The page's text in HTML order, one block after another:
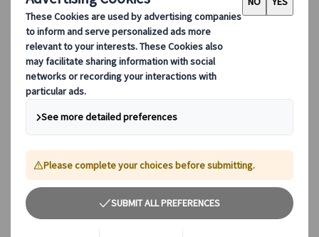
【プライベート】ベルリンの壁崩壊
35周年 3時間専用日本語ガイド午
前/午後（公共交通機関1日乗車券付
き）
ベルリン EUR 70〜
【プライベート】ベ
35周年！7時間ベルリ
オススメ！ヨーロッパ周遊『ランドクルー
ズ』！ドイツを含むコース